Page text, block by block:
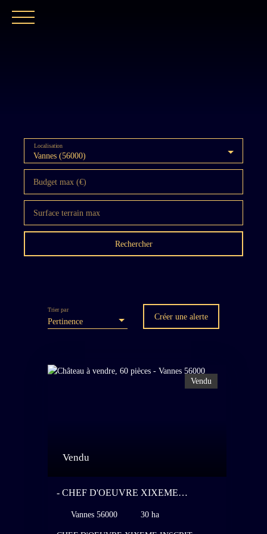
Vannes (56000)
Localisation
Budget max (€)
Surface terrain max
Rechercher
Pertinence
Trier par
Créer une alerte
Vendu
Vendu
- CHEF D'OEUVRE XIXEME
ENTRE RENNES ET VANNES - 50KM
Vannes 56000 30 ha